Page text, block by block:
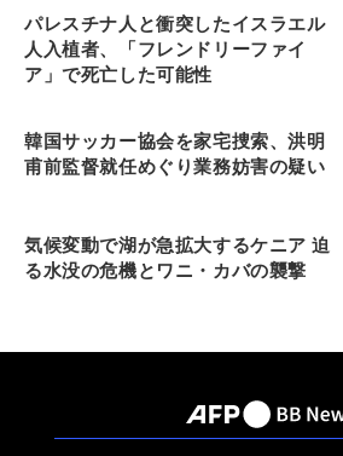
パレスチナ人と衝突したイスラエル
人入植者、「フレンドリーファイ
ア」で死亡した可能性
韓国サッカー協会を家宅捜索、洪明
甫前監督就任めぐり業務妨害の疑い
気候変動で湖が急拡大するケニア 迫
る水没の危機とワニ・カバの襲撃